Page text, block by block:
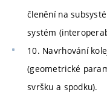
členění na
systém
10. Navrhování
(geometrické
svršku a spodku).